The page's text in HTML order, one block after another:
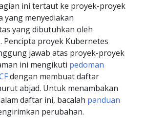
ini tertaut ke proyek-proyek
yang menyediakan
yang dibutuhkan oleh
Pencipta proyek Kubernetes
jawab atas proyek-proyek
ini mengikuti pedoman
dengan membuat daftar
abjad. Untuk menambakan
daftar ini, bacalah panduan
perubahan.